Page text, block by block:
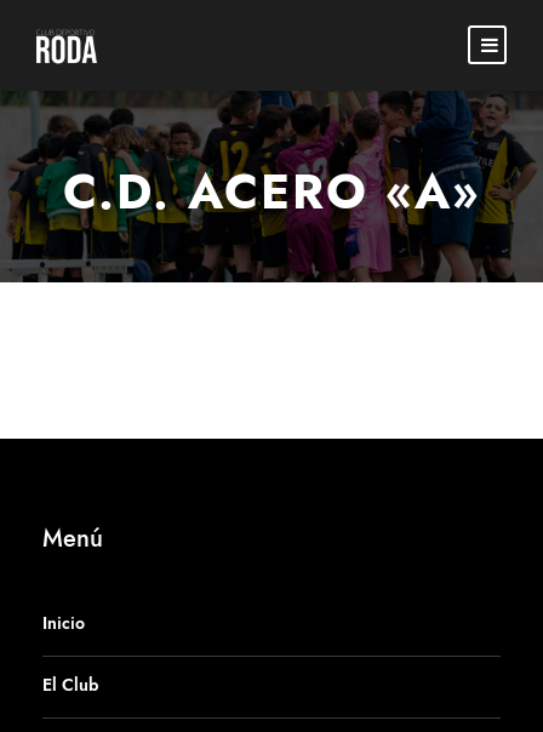
C.D. ACERO «A»
Menú
Inicio
El Club